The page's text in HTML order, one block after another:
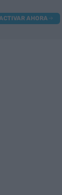
AHORA